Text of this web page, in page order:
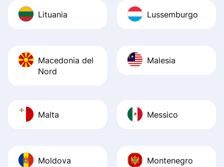
Lituania Lussemburgo
Macedonia del
Nord
Malesia
Malta Messico
Moldova Montenegro